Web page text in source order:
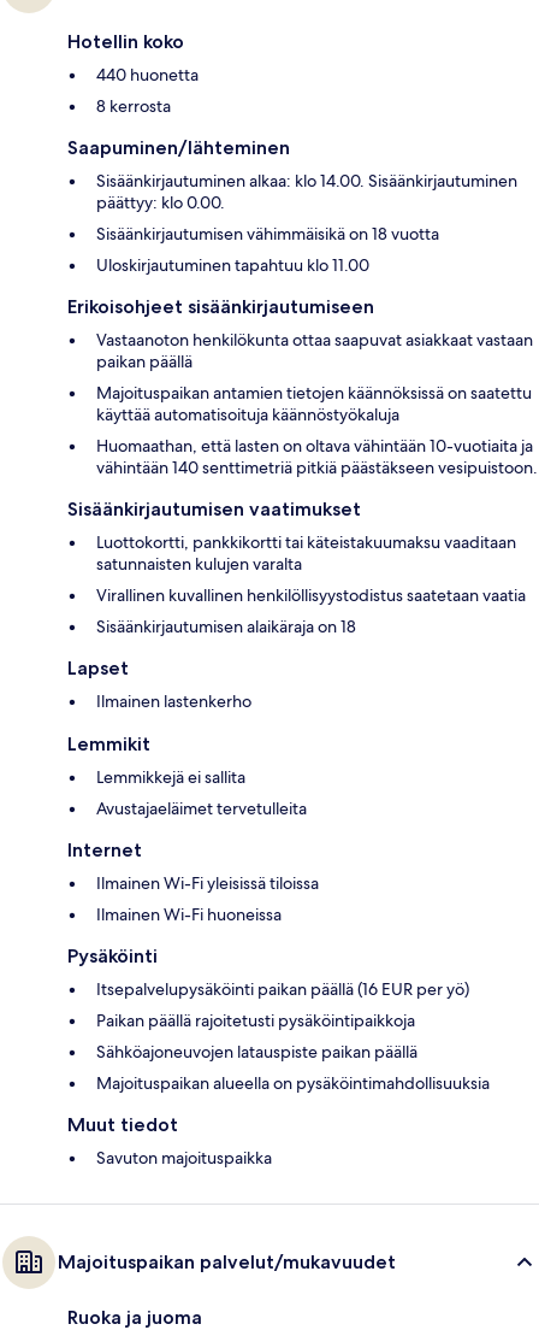
Hotellin koko
440 huonetta
8 kerrosta
Saapuminen/lähteminen
Sisäänkirjautuminen alkaa: klo 14.00. Sisäänkirjautuminen
päättyy: klo 0.00.
Sisäänkirjautumisen vähimmäisikä on 18 vuotta
Uloskirjautuminen tapahtuu klo 11.00
Erikoisohjeet sisäänkirjautumiseen
Vastaanoton henkilökunta ottaa saapuvat asiakkaat vastaan
paikan päällä
Majoituspaikan antamien tietojen käännöksissä on saatettu
käyttää automatisoituja käännöstyökaluja
Huomaathan, että lasten on oltava vähintään 10-vuotiaita ja
vähintään 140 senttimetriä pitkiä päästäkseen vesipuistoon.
Sisäänkirjautumisen vaatimukset
Luottokortti, pankkikortti tai käteistakuumaksu vaaditaan
satunnaisten kulujen varalta
Virallinen kuvallinen henkilöllisyystodistus saatetaan vaatia
Sisäänkirjautumisen alaikäraja on 18
Lapset
Ilmainen lastenkerho
Lemmikit
Lemmikkejä ei sallita
Avustajaeläimet tervetulleita
Internet
Ilmainen Wi-Fi yleisissä tiloissa
Ilmainen Wi-Fi huoneissa
Pysäköinti
Itsepalvelupysäköinti paikan päällä (16 EUR per yö)
Paikan päällä rajoitetusti pysäköintipaikkoja
Sähköajoneuvojen latauspiste paikan päällä
Majoituspaikan alueella on pysäköintimahdollisuuksia
Muut tiedot
Savuton majoituspaikka
Majoituspaikan palvelut/mukavuudet
Ruoka ja juoma